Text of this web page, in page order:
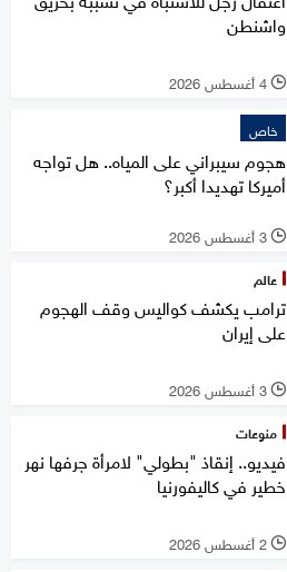
واشنطن
l 4 أغسطس 2026
خاص
هجوم سيبراني على المياه.. هل تواجه
أميركا تهديدا أكبر؟
l 3 أغسطس 2026
عالم
ترامب يكشف كواليس وقف الهجوم
على إيران
l 3 أغسطس 2026
منوعات
فيديو.. إنقاذ "بطولي" لامرأة جرفها نهر
خطير في كاليفورنيا
l 2 أغسطس 2026